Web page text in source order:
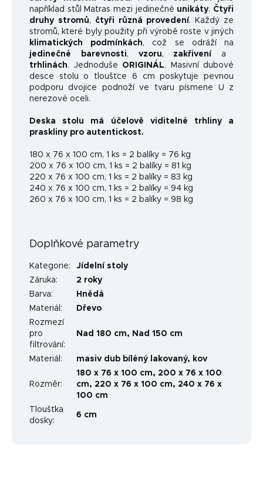
například stůl Matras mezi jedinečné unikáty. Čtyři
druhy stromů, čtyři různá provedení. Každý ze
stromů, které byly použity při výrobě roste v jiných
klimatických podmínkách, což se odráží na
jedinečné barevnosti, vzoru, zakřivení a
trhlinách. Jednoduše ORIGINÁL. Masivní dubové
desce stolu o tloušťce 6 cm poskytuje pevnou
podporu dvojice podnoží ve tvaru písmene U z
nerezové oceli.
Deska stolu má účelově viditelné trhliny a
praskliny pro autentickost.
180 x 76 x 100 cm, 1 ks = 2 balíky = 76 kg
200 x 76 x 100 cm, 1 ks = 2 balíky = 81 kg
220 x 76 x 100 cm, 1 ks = 2 balíky = 83 kg
240 x 76 x 100 cm, 1 ks = 2 balíky = 94 kg
260 x 76 x 100 cm, 1 ks = 2 balíky = 98 kg
Doplňkové parametry
Kategorie:
Jídelní stoly
Záruka:
2 roky
Barva:
Hnědá
Materiál :
Dřevo
Rozmezí
pro
filtrování:
Nad 180 cm, Nad 150 cm
Materiál : masiv dub bíléný lakovaný, kov
Rozměr:
180 x 76 x 100 cm, 200 x 76 x 100
cm, 220 x 76 x 100 cm, 240 x 76 x
100 cm
Tloušťka
dosky:
6 cm